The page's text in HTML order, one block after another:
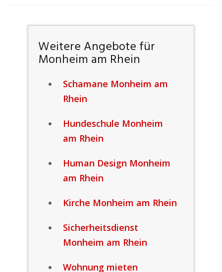
Weitere Angebote für
Monheim am Rhein
Schamane Monheim am
Rhein
Hundeschule Monheim
am Rhein
Human Design Monheim
am Rhein
Kirche Monheim am Rhein
Sicherheitsdienst
Monheim am Rhein
Wohnung mieten